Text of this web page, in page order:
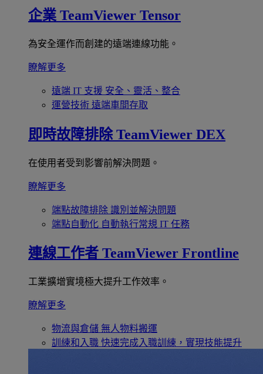
企業 TeamViewer Tensor
為安全運作而創建的遠端連線功能。
瞭解更多
遠端 IT 支援 安全、靈活、整合
運營技術 遠端車間存取
即時故障排除 TeamViewer DEX
在使用者受到影響前解決問題。
瞭解更多
端點故障排除 識別並解決問題
端點自動化 自動執行常規 IT 任務
連線工作者 TeamViewer Frontline
工業擴增實境極大提升工作效率。
瞭解更多
物流與倉儲 無人物料搬運
訓練和入職 快速完成入職訓練，實現技能提升